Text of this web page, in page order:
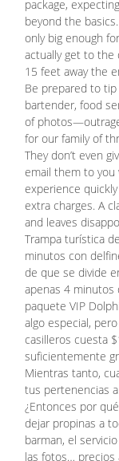
package,
beyond the
only big enough
actually get to the
15 feet away the
Be prepared to
bartender, food
of
for our family of
They don’t even
email them to you
experience
extra charges. A
and leaves
Trampa turística
minutos con
de que se divide
apenas 4 minutos
paquete VIP
algo especial,
casilleros cuesta
suficientemente
Mientras tanto,
tus pertenencias
¿Entonces por
dejar propinas a
barman, el
las fotos… precios